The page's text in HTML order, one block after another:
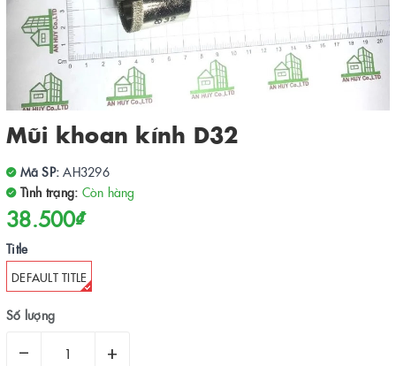
Mũi khoan kính D32
Mã SP: AH3296
Tình trạng: Còn hàng
38.500₫
Title
DEFAULT TITLE
Số lượng
– +